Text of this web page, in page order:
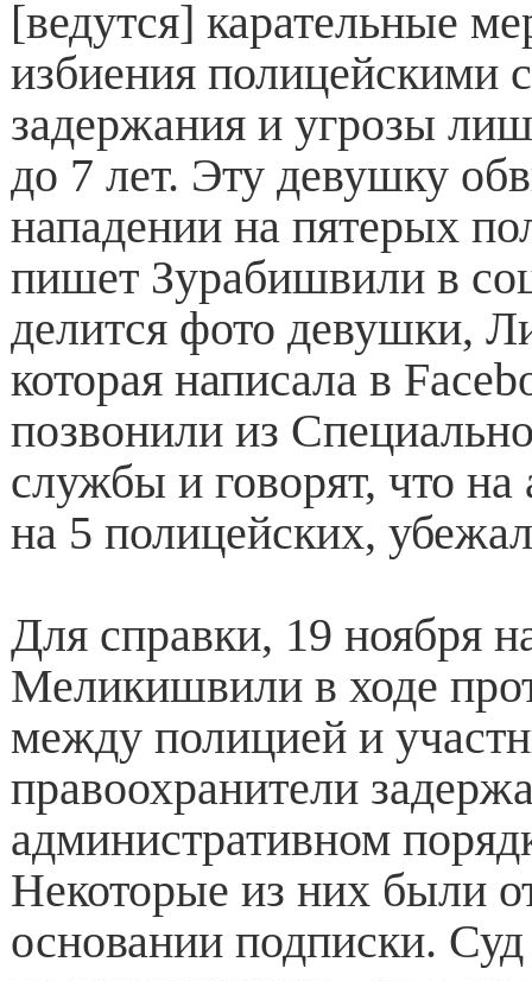
[ведутся] карательные
избиения полицейскими
задержания и угрозы
до 7 лет. Эту девушку
нападении на пятерых
пишет Зурабишвили в
делится фото девушки,
которая написала в
позвонили из
службы и говорят, что на
на 5 полицейских,
Для справки, 19 ноября
Меликишвили в ходе
между полицией и
правоохранители
административном
Некоторые из них были
основании подписки.